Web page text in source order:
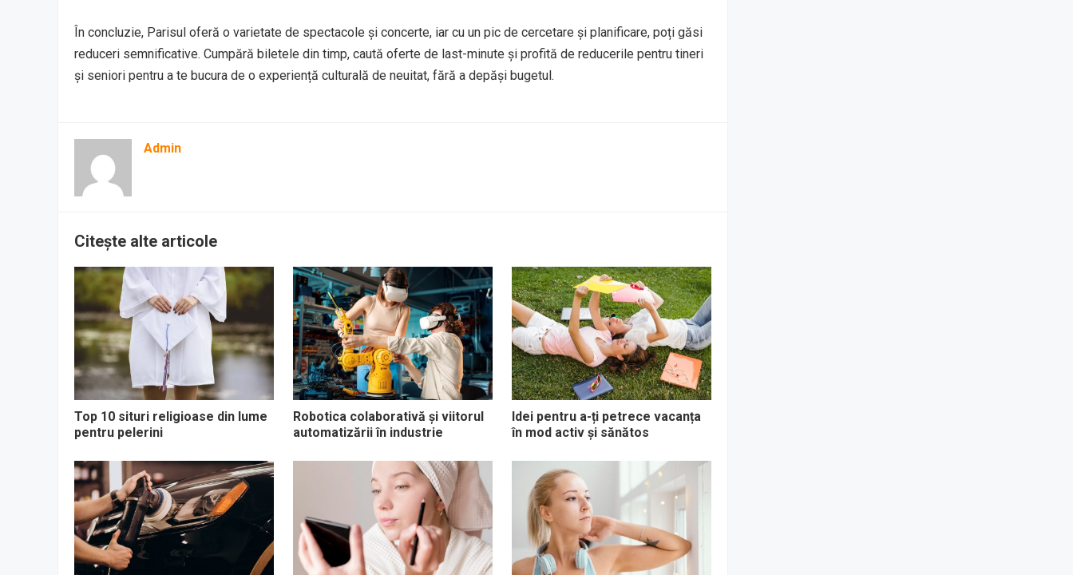
În concluzie, Parisul oferă o varietate de spectacole și concerte, iar cu un pic de cercetare și planificare, poți găsi
reduceri semnificative. Cumpără biletele din timp, caută oferte de last-minute și profită de reducerile pentru tineri
și seniori pentru a te bucura de o experiență culturală de neuitat, fără a depăși bugetul.
Admin
Citește alte articole
Top 10 situri religioase din lume
pentru pelerini
Robotica colaborativă și viitorul
automatizării în industrie
Idei pentru a-ți petrece vacanța
în mod activ și sănătos